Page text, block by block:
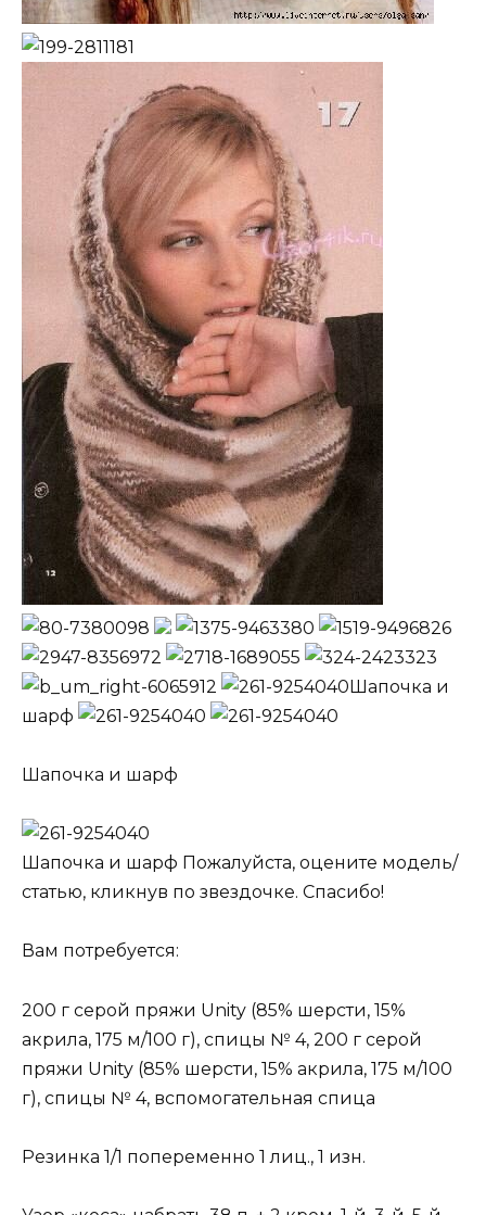
Шапочка и
шарф
Шапочка и шарф
Шапочка и шарф Пожалуйста, оцените модель/
статью, кликнув по звездочке. Спасибо!
Вам потребуется:
200 г серой пряжи Unity (85% шерсти, 15%
акрила, 175 м/100 г), спицы № 4, 200 г серой
пряжи Unity (85% шерсти, 15% акрила, 175 м/100
г), спицы № 4, вспомогательная спица
Резинка 1/1 попеременно 1 лиц., 1 изн.